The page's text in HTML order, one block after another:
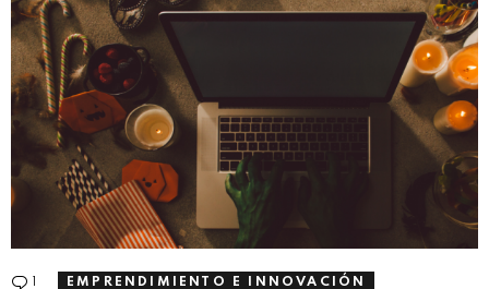
Comentario
EMPRENDIMIENTO E INNOVACIÓN